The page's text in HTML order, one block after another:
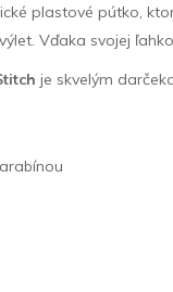
plastové pútko,
Vďaka svojej
je skvelým